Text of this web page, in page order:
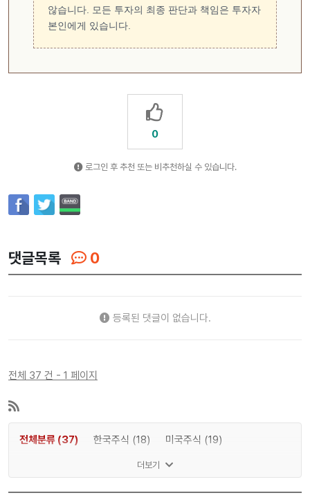
않습니다. 모든 투자의 최종 판단과 책임은 투자자
본인에게 있습니다.
0
로그인 후 추천 또는 비추천하실 수 있습니다.
댓글목록 0
등록된 댓글이 없습니다.
전체 37 건 - 1 페이지
전체분류 (37) 한국주식 (18)
미국주식 (19)
미국회사 (0)더보기